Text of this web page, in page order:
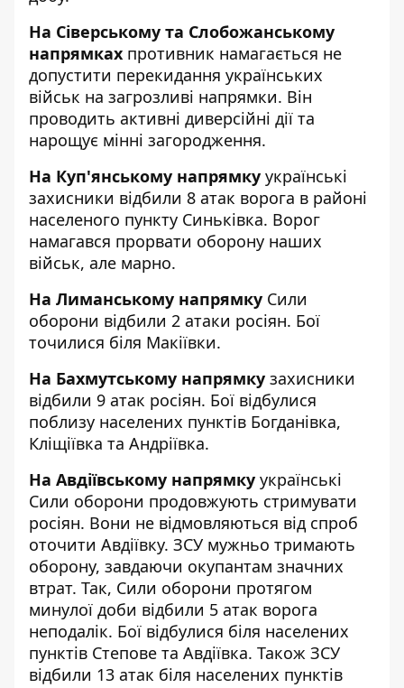
На Сіверському та Слобожанському
напрямках противник намагається не
допустити перекидання українських
військ на загрозливі напрямки. Він
проводить активні диверсійні дії та
нарощує мінні загородження.
На Куп'янському напрямку українські
захисники відбили 8 атак ворога в районі
населеного пункту Синьківка. Ворог
намагався прорвати оборону наших
військ, але марно.
На Лиманському напрямку Сили
оборони відбили 2 атаки росіян. Бої
точилися біля Макіївки.
На Бахмутському напрямку захисники
відбили 9 атак росіян. Бої відбулися
поблизу населених пунктів Богданівка,
Кліщіївка та Андріївка.
На Авдіївському напрямку українські
Сили оборони продовжують стримувати
росіян. Вони не відмовляються від спроб
оточити Авдіївку. ЗСУ мужньо тримають
оборону, завдаючи окупантам значних
втрат. Так, Сили оборони протягом
минулої доби відбили 5 атак ворога
неподалік. Бої відбулися біля населених
пунктів Степове та Авдіївка. Також ЗСУ
відбили 13 атак біля населених пунктів